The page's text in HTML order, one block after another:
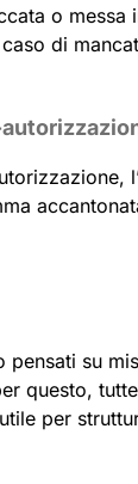
o
di
pensati su
questo,
per